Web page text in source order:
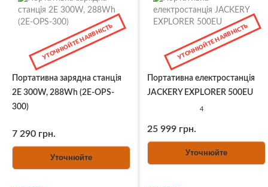
УТОЧНЮЙТЕ НАЯВНІСТЬ
Портативна зарядна станція
2Е 300W, 288Wh (2E-OPS-
300)
7 290 грн.
Уточнюйте
УТОЧНЮЙТЕ НАЯВНІСТЬ
4
Портативна електростанція
JACKERY EXPLORER 500EU
25 999 грн.
Уточнюйте